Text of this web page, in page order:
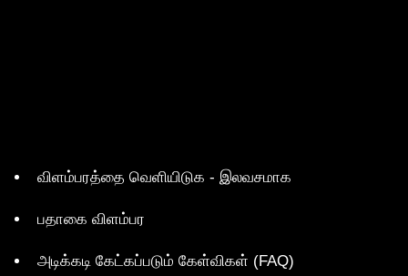
விளம்பரத்தை வெளியிடுக - இலவசமாக
பதாகை விளம்பர
அடிக்கடி கேட்கப்படும் கேள்விகள் (FAQ)